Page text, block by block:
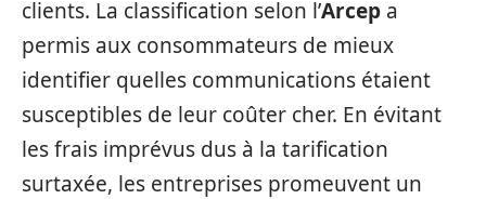
clients. La classification selon l’Arcep a
permis aux consommateurs de mieux
identifier quelles communications étaient
susceptibles de leur coûter cher. En évitant
les frais imprévus dus à la tarification
surtaxée, les entreprises promeuvent un